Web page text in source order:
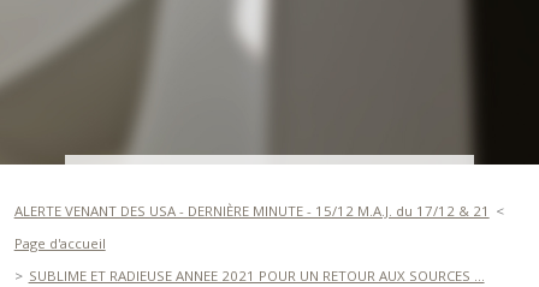
ALERTE VENANT DES USA - DERNIÈRE MINUTE - 15/12 M.A.J. du 17/12 & 21
Page d'accueil
SUBLIME ET RADIEUSE ANNEE 2021 POUR UN RETOUR AUX SOURCES ...